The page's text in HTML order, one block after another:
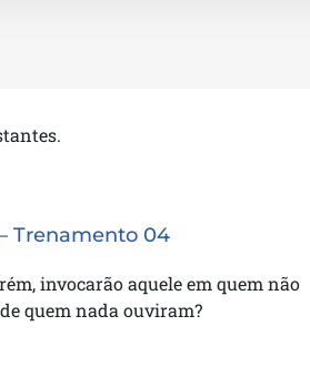
Trenamento 04
invocarão aquele em quem não
quem nada ouviram?